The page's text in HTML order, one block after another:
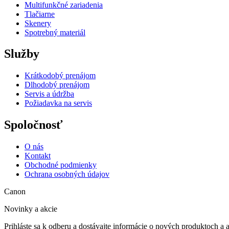
Multifunkčné zariadenia
Tlačiarne
Skenery
Spotrebný materiál
Služby
Krátkodobý prenájom
Dlhodobý prenájom
Servis a údržba
Požiadavka na servis
Spoločnosť
O nás
Kontakt
Obchodné podmienky
Ochrana osobných údajov
Canon
Novinky a akcie
Prihláste sa k odberu a dostávajte informácie o nových produktoch a